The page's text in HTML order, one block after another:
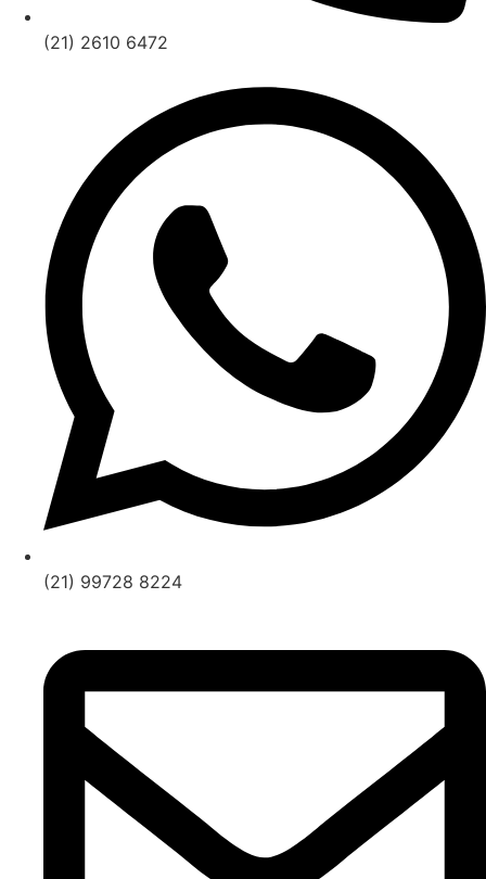
(21) 2610 6472
(21) 99728 8224